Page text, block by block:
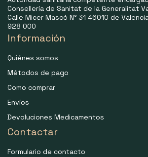
Consellería de Sanitat de la Generalitat
Calle Micer Mascó N° 31 46010 de
928 000
Información
Quiénes somos
Métodos de pago
Como comprar
Envíos
Devoluciones Medicamentos
Contactar
Formulario de contacto